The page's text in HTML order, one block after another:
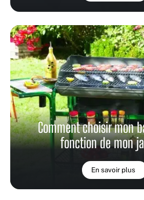
Comment choisir mon
fonction de mon
En savoir plus